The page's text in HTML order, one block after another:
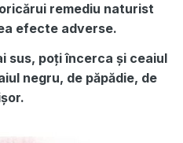
remediu naturist
efecte adverse.
sus, poți încerca și ceaiul
negru, de păpădie, de